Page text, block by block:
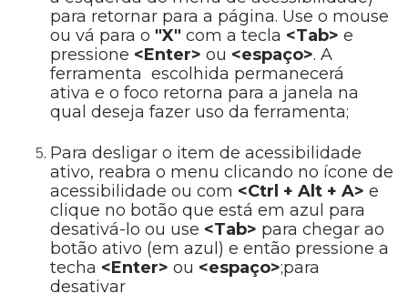
para retornar para a página. Use o mouse
ou vá para o "X" com a tecla <Tab> e
pressione <Enter> ou <espaço>. A
ferramenta escolhida permanecerá
ativa e o foco retorna para a janela na
qual deseja fazer uso da ferramenta;
Para desligar o item de acessibilidade
ativo, reabra o menu clicando no ícone de
acessibilidade ou com <Ctrl + Alt + A> e
clique no botão que está em azul para
desativá-lo ou use <Tab> para chegar ao
botão ativo (em azul) e então pressione a
techa <Enter> ou <espaço>;para
desativar